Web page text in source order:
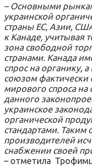
– Основными
украинской
страны ЕС, Азии,
к Канаде, учитывая
зона свободной
странами. Канада
спрос на органику,
союзом фактически
мирового спроса на
данного
украинское
органической
стандартами. Таким
производителей
снабжении своей
– отметила